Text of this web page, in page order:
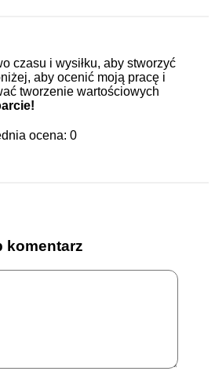
czasu i wysiłku, aby stworzyć
aby ocenić moją pracę i
tworzenie wartościowych
ocena: 0
komentarz